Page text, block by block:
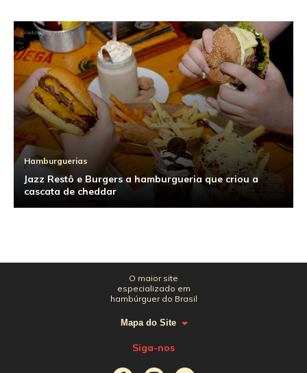
Hamburguerias
Jazz Restô e Burgers a hamburgueria que criou a
cascata de cheddar
O maior site
especializado em
hambúrguer do Brasil
Mapa do Site
Siga-nos